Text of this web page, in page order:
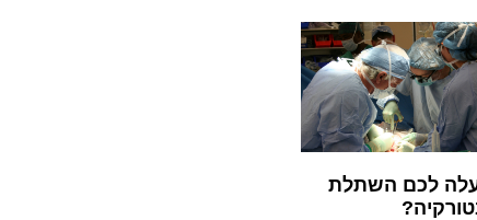
לכם השתלת